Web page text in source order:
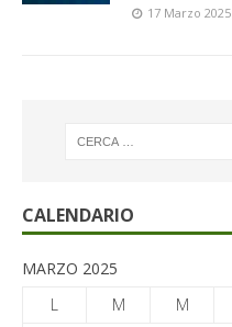
17 Marzo 2025
CALENDARIO
MARZO 2025
L
M M